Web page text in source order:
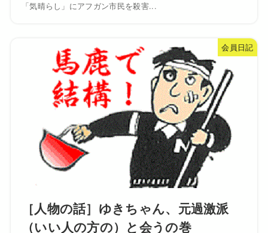
「気晴らし」にアフガン市民を殺害...
会員日記
［人物の話］ゆきちゃん、元過激派
（いい人の方の）と会うの巻